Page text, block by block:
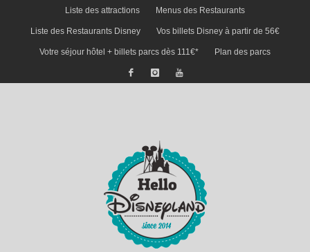
Liste des attractions Menus des Restaurants
Liste des Restaurants Disney Vos billets Disney à partir de 56€
Votre séjour hôtel + billets parcs dès 111€* Plan des parcs